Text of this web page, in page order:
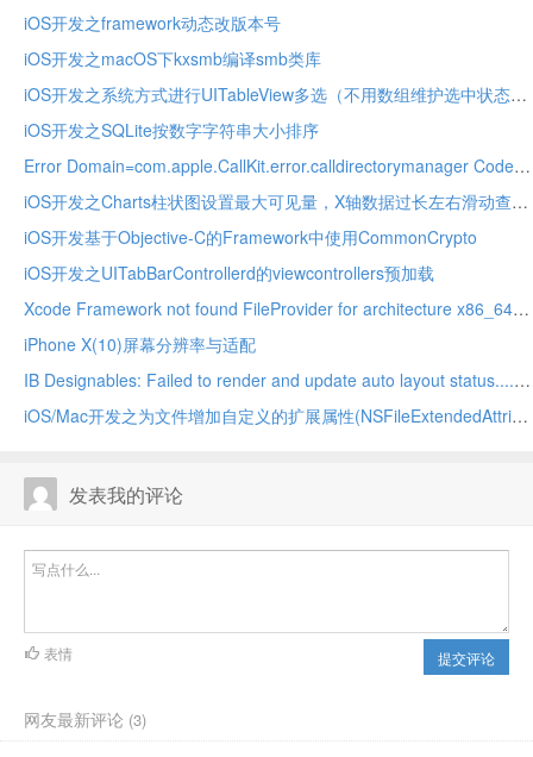
iOS开发之framework动态改版本号
iOS开发之macOS下kxsmb编译smb类库
iOS开发之系统方式进行UITableView多选（不用数组维护选中状态）
iOS开发之SQLite按数字字符串大小排序
Error Domain=com.apple.CallKit.error.calldirectorymanager Code
iOS开发之Charts柱状图设置最大可见量，X轴数据过长左右滑动查看
iOS开发基于Objective-C的Framework中使用CommonCrypto
iOS开发之UITabBarControllerd的viewcontrollers预加载
Xcode Framework not found FileProvider for architecture x86_64/arm64
iPhone X(10)屏幕分辨率与适配
IB Designables: Failed to render and update auto layout status....,no suitable image found
iOS/Mac开发之为文件增加自定义的扩展属性(NSFileExtendedAttributes)
发表我的评论
提交评论
表情
网友最新评论 (3)